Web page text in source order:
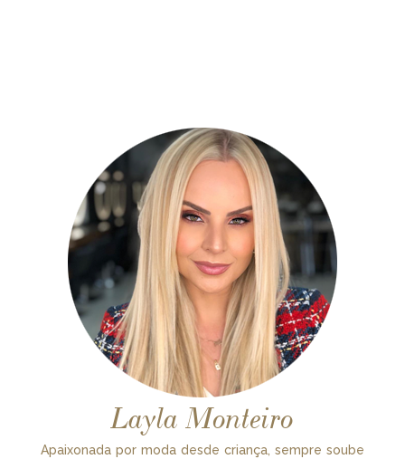
Layla Monteiro
Apaixonada por moda desde criança, sempre soube